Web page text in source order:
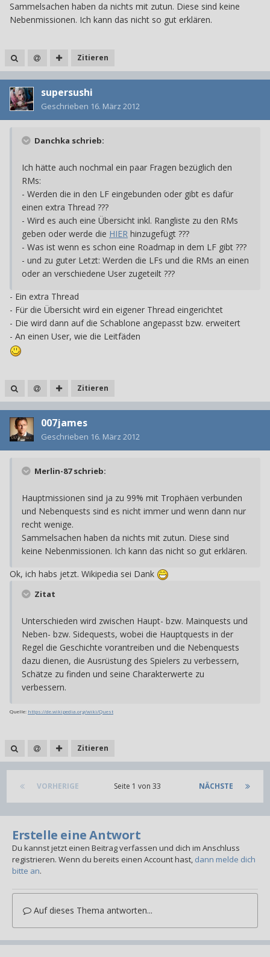
Sammelsachen haben da nichts mit zutun. Diese sind keine
Nebenmissionen. Ich kann das nicht so gut erklären.
Zitieren
supersushi
Geschrieben 16. März 2012
Danchka schrieb:
Ich hätte auch nochmal ein paar Fragen bezüglich den
RMs:
- Werden die in den LF eingebunden oder gibt es dafür
einen extra Thread ???
- Wird es auch eine Übersicht inkl. Rangliste zu den RMs
geben oder werde die HIER hinzugefügt ???
- Was ist wenn es schon eine Roadmap in dem LF gibt ???
- und zu guter Letzt: Werden die LFs und die RMs an einen
oder an verschiedene User zugeteilt ???
- Ein extra Thread
- Für die Übersicht wird ein eigener Thread eingerichtet
- Die wird dann auf die Schablone angepasst bzw. erweitert
- An einen User, wie die Leitfäden
Zitieren
007james
Geschrieben 16. März 2012
Merlin-87 schrieb:
Hauptmissionen sind ja zu 99% mit Trophäen verbunden
und Nebenquests sind es nicht immer und wenn dann nur
recht wenige.
Sammelsachen haben da nichts mit zutun. Diese sind
keine Nebenmissionen. Ich kann das nicht so gut erklären.
Ok, ich habs jetzt. Wikipedia sei Dank
Zitat
Unterschieden wird zwischen Haupt- bzw. Mainquests und
Neben- bzw. Sidequests, wobei die Hauptquests in der
Regel die Geschichte vorantreiben und die Nebenquests
dazu dienen, die Ausrüstung des Spielers zu verbessern,
Schätze zu finden und seine Charakterwerte zu
verbessern.
Quelle: https://de.wikipedia.org/wiki/Quest
Zitieren
VORHERIGE NÄCHSTE
Seite 1 von 33
Erstelle eine Antwort
Du kannst jetzt einen Beitrag verfassen und dich im Anschluss
registrieren. Wenn du bereits einen Account hast, dann melde dich
bitte an.
Auf dieses Thema antworten...